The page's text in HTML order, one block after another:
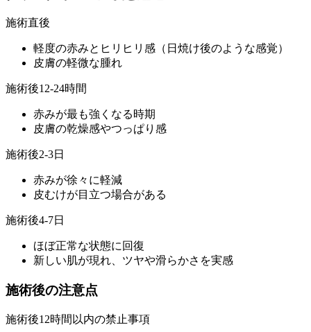
施術直後
軽度の赤みとヒリヒリ感（日焼け後のような感覚）
皮膚の軽微な腫れ
施術後12-24時間
赤みが最も強くなる時期
皮膚の乾燥感やつっぱり感
施術後2-3日
赤みが徐々に軽減
皮むけが目立つ場合がある
施術後4-7日
ほぼ正常な状態に回復
新しい肌が現れ、ツヤや滑らかさを実感
施術後の注意点
施術後12時間以内の禁止事項